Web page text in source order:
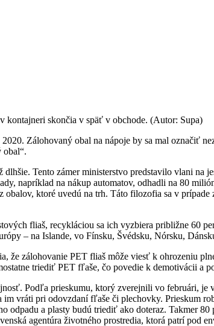
kontajneri skončia v späť v obchode. (Autor: Supa)
Zálohovaný obal na nápoje by sa mal označiť
obal“.
Tento zámer ministerstvo predstavilo vlani
napríklad na nákup automatov, odhadli na 80
ktoré uvedú na trh. Táto filozofia sa v
fliaš, recykláciou sa ich vyzbiera približne 60
– na Islande, vo Fínsku, Švédsku, Nórsku,
že zálohovanie PET fliaš môže viesť k ohrozeniu
triediť PET fľaše, čo povedie k demotivácii a
Podľa prieskumu, ktorý zverejnili vo februári,
im vráti pri odovzdaní fľaše či plechovky. Prieskum
odpadu a plasty budú triediť ako doteraz. Takmer
agentúra životného prostredia, ktorá patrí pod